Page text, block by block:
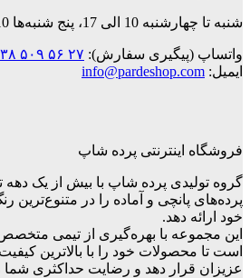
شنبه تا چهارشنبه 10 الی 17، پنج شنبه‌ها 10 الی 14
واتساپ (پیگیری سفارش):۲۷ ۵۶ ۵۰۹ ۰۹۳۸
ایمیل:info@pardeshop.com
فروشگاه اینترنتی پرده شاپ
گروه تولیدی پرده شاپ با بیش از یک دهه
پرده‌های پانچی و آماده را در متنوع‌ترین
خود ارائه دهد.
این مجموعه با بهره‌گیری از تیمی متخصص
است تا محصولات خود را با بالاترین کیفیت
عزیزان قرار دهد و رضایت حداکثری شما